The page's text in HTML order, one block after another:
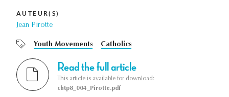
AUTEUR(S)
Jean Pirotte
Youth Movements Catholics
Read the full article
This article is available for download:
chtp8_004_Pirotte.pdf